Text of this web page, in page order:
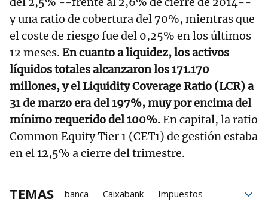
y una ratio de cobertura del 70%, mientras que
el coste de riesgo fue del 0,25% en los últimos
12 meses. En cuanto a liquidez, los activos
líquidos totales alcanzaron los 171.170
millones, y el Liquidity Coverage Ratio (LCR) a
31 de marzo era del 197%, muy por encima del
mínimo requerido del 100%.En capital, la ratio
Common Equity Tier 1 (CET1) de gestión estaba
en el 12,5% a cierre del trimestre.
TEMAS banca Caixabank
Impuestos